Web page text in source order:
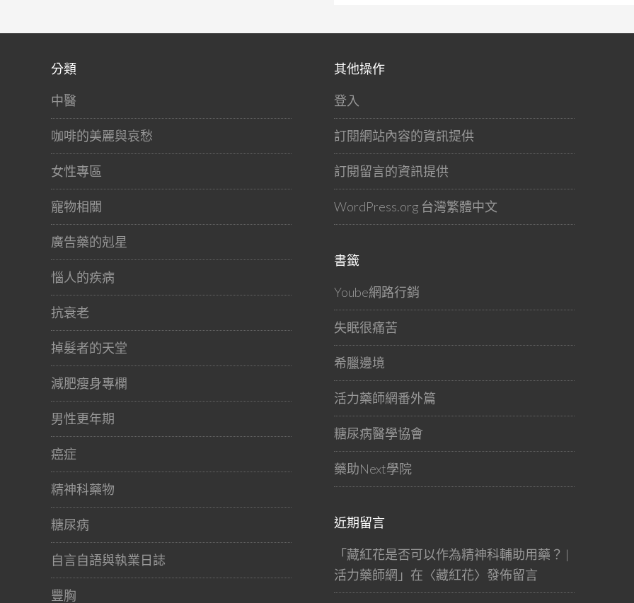
分類
中醫
咖啡的美麗與哀愁
女性專區
寵物相關
廣告藥的剋星
惱人的疾病
抗衰老
掉髮者的天堂
減肥瘦身專欄
男性更年期
癌症
精神科藥物
糖尿病
自言自語與執業日誌
豐胸
其他操作
登入
訂閱網站內容的資訊提供
訂閱留言的資訊提供
WordPress.org 台灣繁體中文
書籤
Yoube網路行銷
失眠很痛苦
希臘邊境
活力藥師網番外篇
糖尿病醫學協會
藥助Next學院
近期留言
「藏紅花是否可以作為精神科輔助用藥？ |
活力藥師網 」在〈藏紅花〉發佈留言